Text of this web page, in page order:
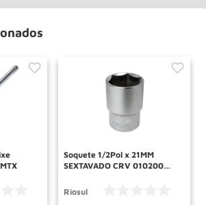
Soquete 1/2Pol x 21MM
SEXTAVADO CRV 010200
Riosul